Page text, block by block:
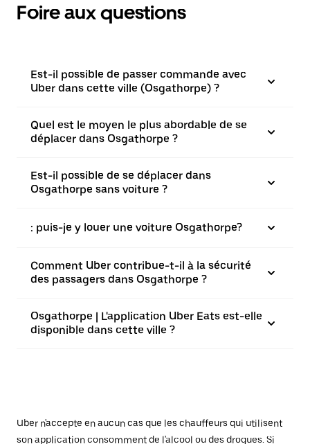
Foire aux questions
Est-il possible de passer commande avec
Uber dans cette ville (Osgathorpe) ?
Quel est le moyen le plus abordable de se
déplacer dans Osgathorpe ?
Est-il possible de se déplacer dans
Osgathorpe sans voiture ?
: puis-je y louer une voiture Osgathorpe?
Comment Uber contribue-t-il à la sécurité
des passagers dans Osgathorpe ?
Osgathorpe | L'application Uber Eats est-elle
disponible dans cette ville ?
Uber n'accepte en aucun cas que les chauffeurs qui utilisent
son application consomment de l'alcool ou des drogues. Si